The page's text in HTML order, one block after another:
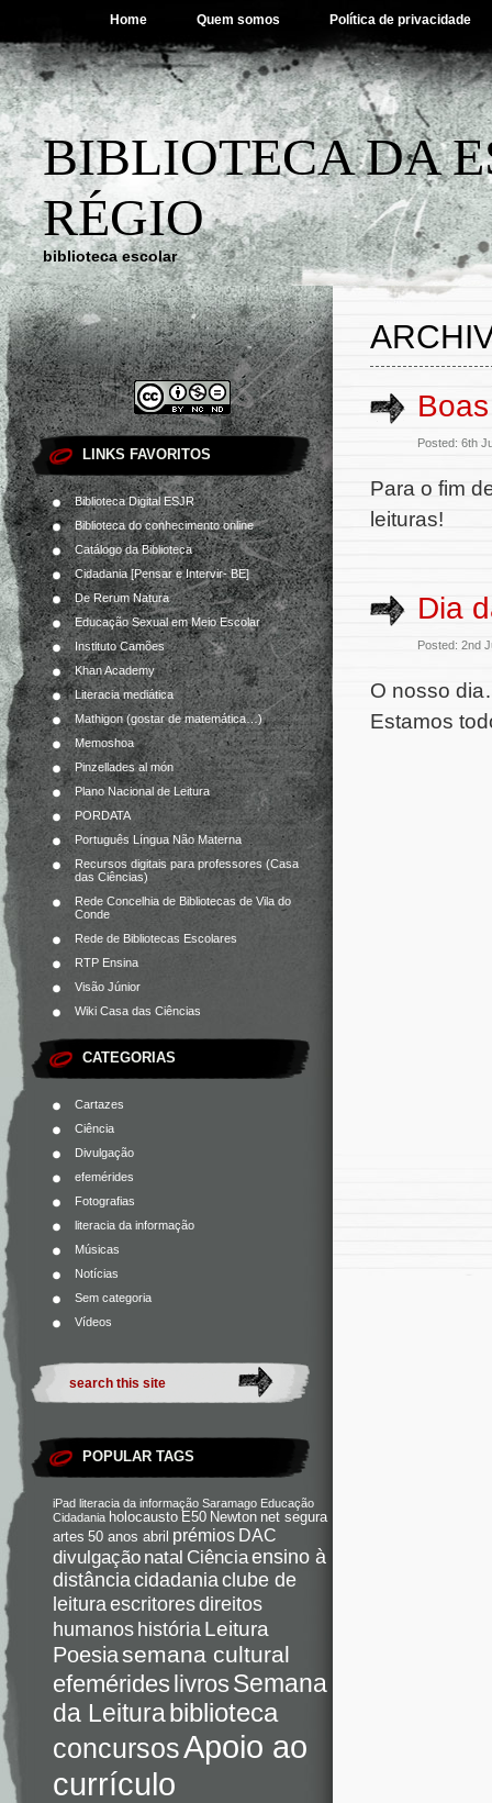
Home Quem somos Política de privacidade
BIBLIOTECA DA
RÉGIO
biblioteca escolar
LINKS FAVORITOS
Biblioteca Digital ESJR
Biblioteca do conhecimento online
Catálogo da Biblioteca
Cidadania [Pensar e Intervir- BE]
De Rerum Natura
Educação Sexual em Meio Escolar
Instituto Camões
Khan Academy
Literacia mediática
Mathigon (gostar de matemática…)
Memoshoa
Pinzellades al món
Plano Nacional de Leitura
PORDATA
Português Língua Não Materna
Recursos digitais para professores (Casa
das Ciências)
Rede Concelhia de Bibliotecas de Vila do
Conde
Rede de Bibliotecas Escolares
RTP Ensina
Visão Júnior
Wiki Casa das Ciências
CATEGORIAS
Cartazes
Ciência
Divulgação
efemérides
Fotografias
literacia da informação
Músicas
Notícias
Sem categoria
Vídeos
POPULAR TAGS
iPad literacia da informação Saramago Educação
Cidadania holocausto E50 Newton net segura
artes 50 anos abril prémios DAC
divulgação natal Ciênciaensino à
distânciacidadaniaclube de
leituraescritoresdireitos
humanoshistória Leitura
Poesiasemana cultural
efemérideslivrosSemana
da Leiturabiblioteca
concursosApoio ao
currículo
Posted: 6th
Para o fim
leituras!
Dia
Posted: 2nd
O nosso
Estamos